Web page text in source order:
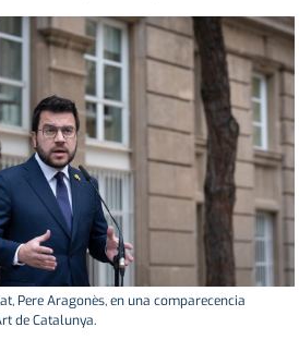
Pere Aragonès, en una comparecencia
de Catalunya.